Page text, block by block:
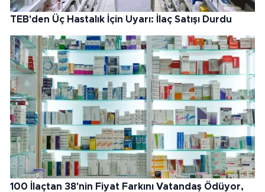
TEB'den Üç Hastalık İçin Uyarı: İlaç Satışı Durdu
100 İlaçtan 38'nin Fiyat Farkını Vatandaş Ödüyor,